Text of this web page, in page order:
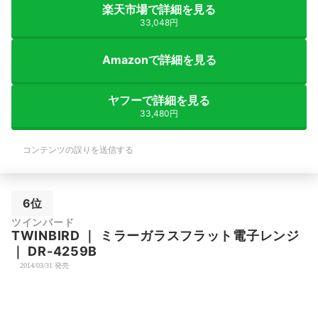
楽天市場で詳細を見る
33,048円
Amazonで詳細を見る
ヤフーで詳細を見る
33,480円
コンテンツの誤りを送信する
6位
ツインバード
TWINBIRD ｜
ミラーガラスフラット電子レンジ
｜ DR-4259B
2014/03/31 発売